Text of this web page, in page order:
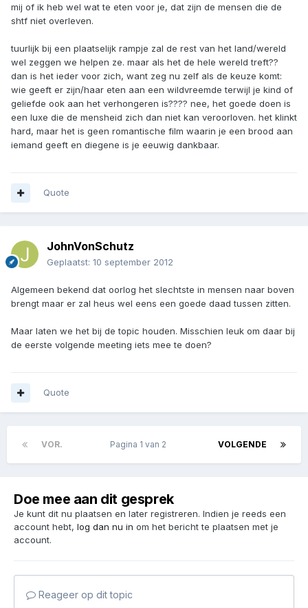
mij of ik heb wel wat te eten voor je, dat zijn de mensen die de
shtf niet overleven.
tuurlijk bij een plaatselijk rampje zal de rest van het land/wereld
wel zeggen we helpen ze. maar als het de hele wereld treft??
dan is het ieder voor zich, want zeg nu zelf als de keuze komt:
wie geeft er zijn/haar eten aan een wildvreemde terwijl je kind of
geliefde ook aan het verhongeren is???? nee, het goede doen is
een luxe die de mensheid zich dan niet kan veroorloven. het klinkt
hard, maar het is geen romantische film waarin je een brood aan
iemand geeft en diegene is je eeuwig dankbaar.
Quote
JohnVonSchutz
Geplaatst: 10 september 2012
Algemeen bekend dat oorlog het slechtste in mensen naar boven
brengt maar er zal heus wel eens een goede daad tussen zitten.
Maar laten we het bij de topic houden. Misschien leuk om daar bij
de eerste volgende meeting iets mee te doen?
Quote
VOR. VOLGENDE
Pagina 1 van 2
Doe mee aan dit gesprek
Je kunt dit nu plaatsen en later registreren. Indien je reeds een
account hebt, log dan nu in om het bericht te plaatsen met je
account.
Reageer op dit topic